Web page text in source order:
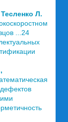
Л.
...24